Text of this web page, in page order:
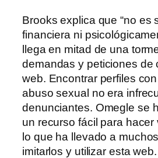
Brooks explica que “no es
financiera ni
llega en mitad de una
demandas y peticiones de
web. Encontrar perfiles
abuso sexual no era
denunciantes. Omegle se
un recurso fácil para
lo que ha llevado a
imitarlos y utilizar esta web.